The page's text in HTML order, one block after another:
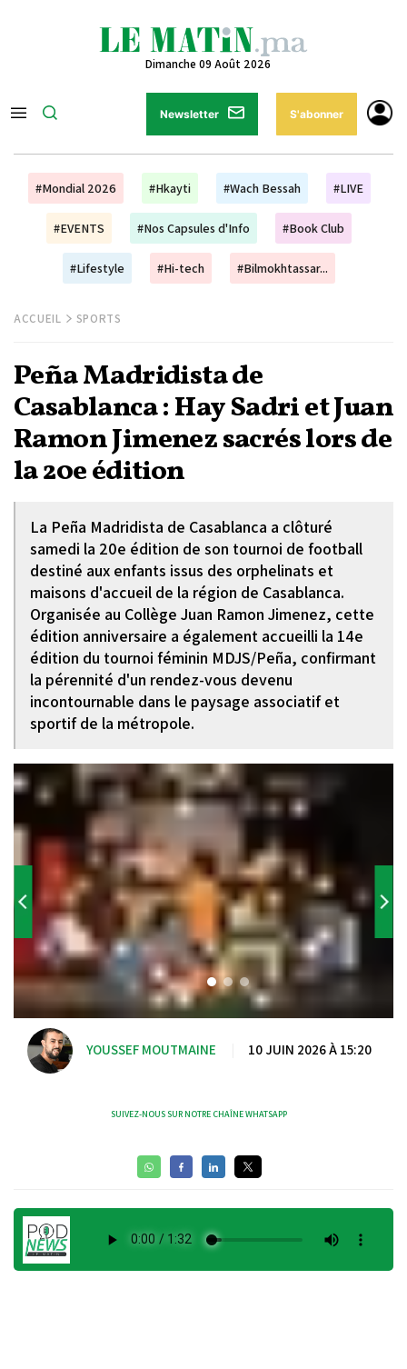
Dimanche 09 Août 2026
Newsletter S'abonner
#Mondial 2026 #Hkayti #Wach Bessah #LIVE
#EVENTS #Nos Capsules d'Info #Book Club
#Lifestyle #Hi-tech #Bilmokhtassar...
ACCUEIL SPORTS
Peña Madridista de
Casablanca : Hay Sadri et Juan
Ramon Jimenez sacrés lors de
la 20e édition
La Peña Madridista de Casablanca a clôturé
samedi la 20e édition de son tournoi de football
destiné aux enfants issus des orphelinats et
maisons d'accueil de la région de Casablanca.
Organisée au Collège Juan Ramon Jimenez, cette
édition anniversaire a également accueilli la 14e
édition du tournoi féminin MDJS/Peña, confirmant
la pérennité d'un rendez-vous devenu
incontournable dans le paysage associatif et
sportif de la métropole.
YOUSSEF MOUTMAINE 10 JUIN 2026 À 15:20
SUIVEZ-NOUS SUR NOTRE CHAÎNE WHATSAPP